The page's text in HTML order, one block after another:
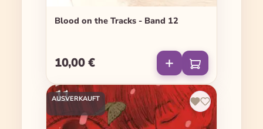
Blood on the Tracks - Band 12
Regulärer Preis:
10,00 €
AUSVERKAUFT